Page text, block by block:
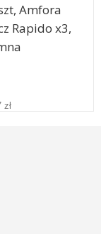
Amfora
Rapido x3,